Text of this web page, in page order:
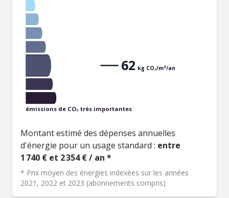
émissions de CO₂ très importantes
62 kg CO₂/m²/an
Montant estimé des dépenses annuelles
d'énergie pour un usage standard : entre
1 740 € et 2 354 € / an *
* Prix moyen des énergies indexées sur les années
2021, 2022 et 2023 (abonnements compris)